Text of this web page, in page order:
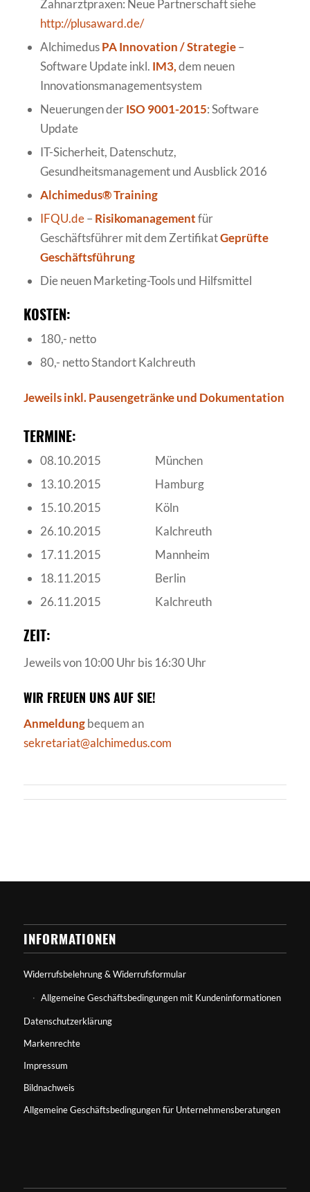
Zahnarztpraxen: Neue Partnerschaft siehe
http://plusaward.de/
AlchimedusPA Innovation / Strategie–
Software Update inkl. IM3,dem neuen
Innovationsmanagementsystem
Neuerungen derISO 9001-2015: Software
Update
IT-Sicherheit, Datenschutz,
Gesundheitsmanagement und Ausblick 2016
Alchimedus® Training
IFQU.de– Risikomanagementfür
Geschäftsführer mit dem ZertifikatGeprüfte
Geschäftsführung
Die neuen Marketing-Tools und Hilfsmittel
KOSTEN:
180,- netto
80,- netto Standort Kalchreuth
Jeweils inkl. Pausengetränke und Dokumentation
TERMINE:
08.10.2015 München
13.10.2015 Hamburg
15.10.2015 Köln
26.10.2015 Kalchreuth
17.11.2015 Mannheim
18.11.2015 Berlin
26.11.2015 Kalchreuth
ZEIT:
Jeweils von 10:00 Uhr bis 16:30 Uhr
WIR FREUEN UNS AUF SIE!
Anmeldungbequem an
sekretariat@alchimedus.com
INFORMATIONEN
Widerrufsbelehrung & Widerrufsformular
Allgemeine Geschäftsbedingungen mit Kundeninformationen
Datenschutzerklärung
Markenrechte
Impressum
Bildnachweis
Allgemeine Geschäftsbedingungen für Unternehmensberatungen